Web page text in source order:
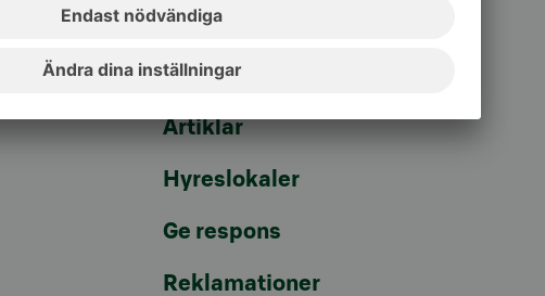
Fondkurser
Aktuellt
Artiklar
Hyreslokaler
Ge respons
Reklamationer